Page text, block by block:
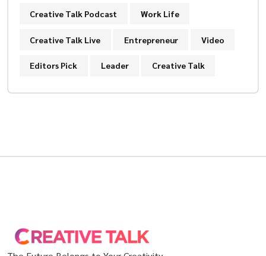
Creative Talk Podcast Work Life
Creative Talk Live Entrepreneur Video
Editors Pick Leader Creative Talk